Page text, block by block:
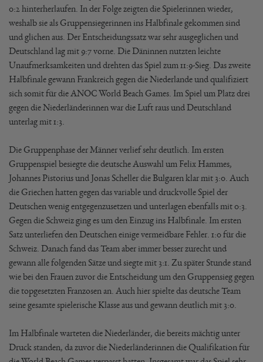
0:2 hinterherlaufen. In der Folge zeigten die Spielerinnen wieder,
weshalb sie als Gruppensiegerinnen ins Halbfinale gekommen sind
und glichen aus. Der Entscheidungssatz war sehr ausgeglichen und
Deutschland lag mit 9:7 vorne. Die Däninnen nutzten leichte
Unaufmerksamkeiten und drehten das Spiel zum 11:9-Sieg. Das zweite
Halbfinale gewann Frankreich gegen die Niederlande und qualifiziert
sich somit für die ANOC World Beach Games. Im Spiel um Platz drei
gegen die Niederländerinnen war die Luft raus und Deutschland
unterlag mit 1:3.
Die Gruppenphase der Männer verlief sehr deutlich. Im ersten
Gruppenspiel besiegte die deutsche Auswahl um Felix Hammes,
Johannes Pistorius und Jonas Scheller die Bulgaren klar mit 3:0. Auch
die Griechen hatten gegen das variable und druckvolle Spiel der
Deutschen wenig entgegenzusetzen und unterlagen ebenfalls mit 0:3.
Gegen die Schweiz ging es um den Einzug ins Halbfinale. Im ersten
Satz unterliefen den Deutschen einige vermeidbare Fehler. 1:0 für die
Schweiz. Danach fand das Team aber immer besser zurecht und
gewann alle folgenden Sätze und siegte mit 3:1. Zu später Stunde stand
wie bei den Frauen zuvor die Entscheidung um den Gruppensieg gegen
die topgesetzten Franzosen an. Auch hier spielte das deutsche Team
seine gesamte spielerische Klasse aus und gewann deutlich mit 3:0.
Im Halbfinale warteten die Niederländer, die bereits mächtig unter
Druck standen, da zuvor die Niederländerinnen die Qualifikation für